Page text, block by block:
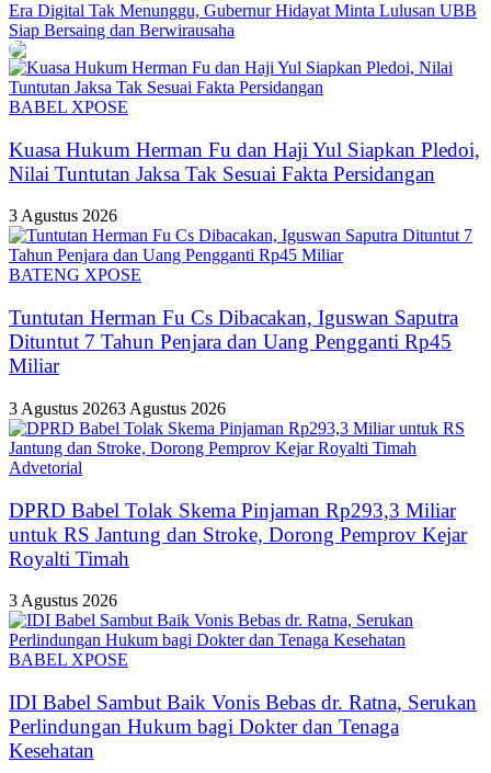
Era Digital Tak Menunggu, Gubernur Hidayat Minta Lulusan UBB
Siap Bersaing dan Berwirausaha
BABEL XPOSE
Kuasa Hukum Herman Fu dan Haji Yul Siapkan Pledoi,
Nilai Tuntutan Jaksa Tak Sesuai Fakta Persidangan
3 Agustus 2026
BATENG XPOSE
Tuntutan Herman Fu Cs Dibacakan, Iguswan Saputra
Dituntut 7 Tahun Penjara dan Uang Pengganti Rp45
Miliar
3 Agustus 20263 Agustus 2026
Advetorial
DPRD Babel Tolak Skema Pinjaman Rp293,3 Miliar
untuk RS Jantung dan Stroke, Dorong Pemprov Kejar
Royalti Timah
3 Agustus 2026
BABEL XPOSE
IDI Babel Sambut Baik Vonis Bebas dr. Ratna, Serukan
Perlindungan Hukum bagi Dokter dan Tenaga
Kesehatan